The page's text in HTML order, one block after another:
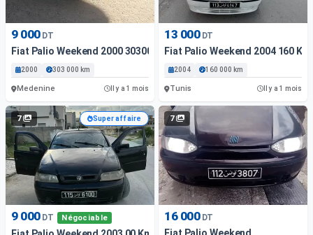
9 000 DT
Fiat Palio Weekend 2000 303000 Km
2000 303 000 km
Medenine Il y a 1 mois
13 000 DT
Fiat Palio Weekend 2004 160 Km
2004 160 000 km
Tunis Il y a 1 mois
7 Super affaire
9 000 DT Négociable
7
16 000 DT